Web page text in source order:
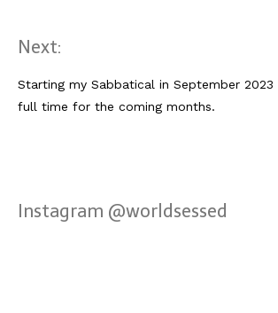
Next:
Starting my Sabbatical in September
full time for the coming months.
Instagram @worldsessed